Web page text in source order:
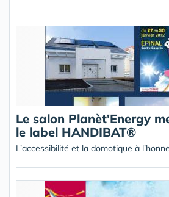
Le salon Planèt'Energy
le label HANDIBAT®
L’accessibilité et la domotique à